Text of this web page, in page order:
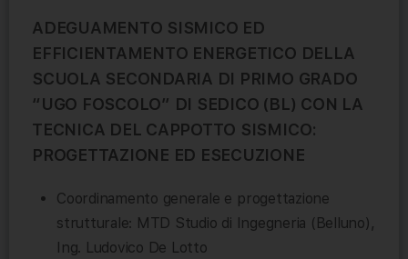
ADEGUAMENTO SISMICO ED
EFFICIENTAMENTO ENERGETICO DELLA
SCUOLA SECONDARIA DI PRIMO GRADO
“UGO FOSCOLO” DI SEDICO (BL) CON LA
TECNICA DEL CAPPOTTO SISMICO:
PROGETTAZIONE ED ESECUZIONE
Coordinamento generale e progettazione
strutturale: MTD Studio di Ingegneria (Belluno),
Ing. Ludovico De Lotto